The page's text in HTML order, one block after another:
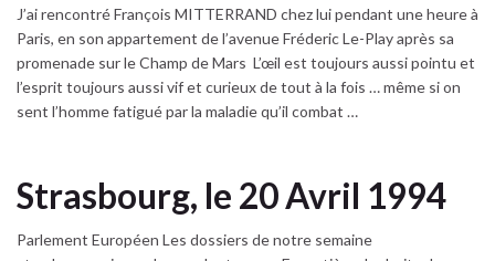
J’ai rencontré François MITTERRAND chez lui pendant une heure à
Paris, en son appartement de l’avenue Fréderic Le-Play après sa
promenade sur le Champ de Mars L’œil est toujours aussi pointu et
l’esprit toujours aussi vif et curieux de tout à la fois … même si on
sent l’homme fatigué par la maladie qu’il combat …
Strasbourg, le 20 Avril 1994
Parlement Européen Les dossiers de notre semaine